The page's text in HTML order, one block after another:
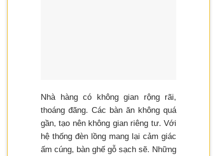
Nhà hàng có không gian rộng rãi,
thoáng đãng. Các bàn ăn không quá
gần, tạo nên không gian riêng tư. Với
hệ thống đèn lồng mang lại cảm giác
ấm cúng, bàn ghế gỗ sạch sẽ. Những